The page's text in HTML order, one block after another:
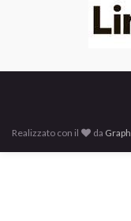
Realizzato con il da